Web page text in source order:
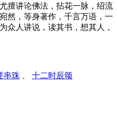
擅讲论佛法，拈花一脉，绍流
然，等身著作，千言万语，一
众人讲说，读其书，想其人，
串珠 十二时辰颂